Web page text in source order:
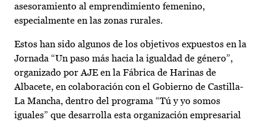
asesoramiento al emprendimiento femenino,
especialmente en las zonas rurales.
Estos han sido algunos de los objetivos expuestos en la
Jornada “Un paso más hacia la igualdad de género”,
organizado por AJE en la Fábrica de Harinas de
Albacete, en colaboración con el Gobierno de Castilla-
La Mancha, dentro del programa “Tú y yo somos
iguales” que desarrolla esta organización empresarial